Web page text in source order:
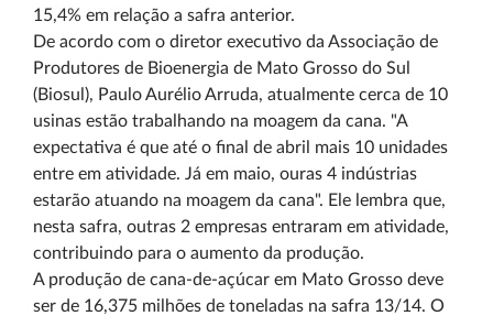
15,4% em relação a safra anterior.
De acordo com o diretor executivo da Associação de
Produtores de Bioenergia de Mato Grosso do Sul
(Biosul), Paulo Aurélio Arruda, atualmente cerca de 10
usinas estão trabalhando na moagem da cana. "A
expectativa é que até o final de abril mais 10 unidades
entre em atividade. Já em maio, ouras 4 indústrias
estarão atuando na moagem da cana". Ele lembra que,
nesta safra, outras 2 empresas entraram em atividade,
contribuindo para o aumento da produção.
A produção de cana-de-açúcar em Mato Grosso deve
ser de 16,375 milhões de toneladas na safra 13/14. O